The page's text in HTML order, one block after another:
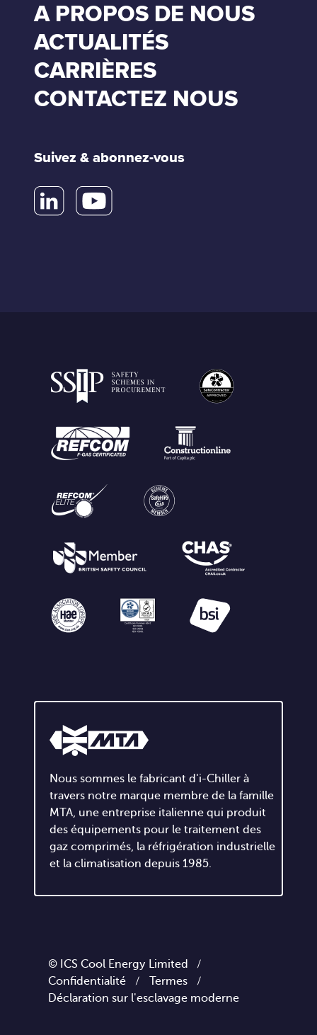
A PROPOS DE NOUS
ACTUALITÉS
CARRIÈRES
CONTACTEZ NOUS
Suivez & abonnez-vous
Nous sommes le fabricant d'i-Chiller à
travers notre marque membre de la famille
MTA, une entreprise italienne qui produit
des équipements pour le traitement des
gaz comprimés, la réfrigération industrielle
et la climatisation depuis 1985.
© ICS Cool Energy Limited /
Confidentialité
/ Termes
/
Déclaration sur l'esclavage moderne